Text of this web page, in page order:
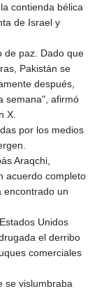
contienda bélica
de Israel y
de paz. Dado que
Pakistán se
después,
semana", afirmó
X.
por los medios
Araqchi,
acuerdo completo
encontrado un
Unidos
el derribo
comerciales
se vislumbraba